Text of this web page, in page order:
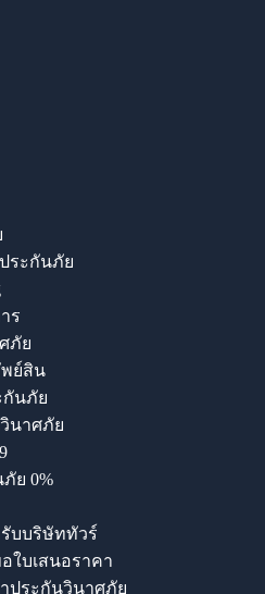
ระกันภัย
ร
ภัย
พย์สิน
กันภัย
นาศภัย
ย 0%
บบริษัททัวร์
ใบเสนอราคา
ประกันวินาศภัย